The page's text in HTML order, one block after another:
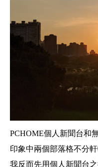
PCHOME個人新聞台和
印象中兩個部落格不分
我反而先用個人新聞台